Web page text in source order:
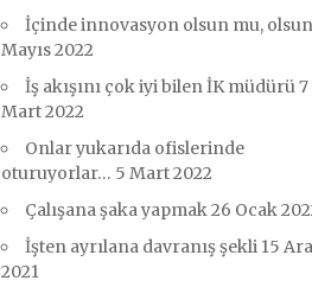
İçinde innovasyon olsun mu,
Mayıs 2022
İş akışını çok iyi bilen İK müdürü7
Mart 2022
Onlar yukarıda ofislerinde
oturuyorlar… 5 Mart 2022
Çalışana şaka yapmak26 Ocak
İşten ayrılana davranış şekli 15
2021